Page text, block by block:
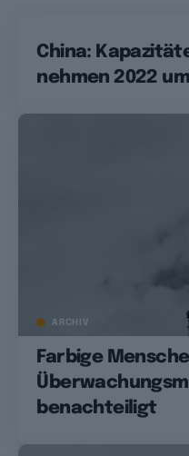
China:
nehmen 2022
ARCHIV
Farbige
benachteiligt